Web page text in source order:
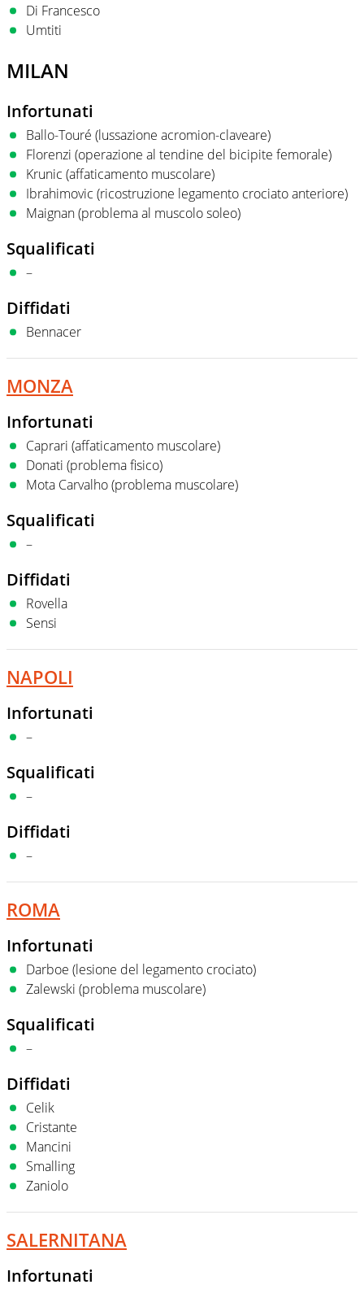
Di Francesco
Umtiti
MILAN
Infortunati
Ballo-Touré (lussazione acromion-claveare)
Florenzi (operazione al tendine del bicipite femorale)
Krunic (affaticamento muscolare)
Ibrahimovic (ricostruzione legamento crociato anteriore)
Maignan (problema al muscolo soleo)
Squalificati
–
Diffidati
Bennacer
MONZA
Infortunati
Caprari (affaticamento muscolare)
Donati (problema fisico)
Mota Carvalho (problema muscolare)
Squalificati
–
Diffidati
Rovella
Sensi
NAPOLI
Infortunati
–
Squalificati
–
Diffidati
–
ROMA
Infortunati
Darboe (lesione del legamento crociato)
Zalewski (problema muscolare)
Squalificati
–
Diffidati
Celik
Cristante
Mancini
Smalling
Zaniolo
SALERNITANA
Infortunati